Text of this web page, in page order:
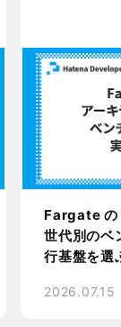
Fargate の
世代別のベ
行基盤を選
2026.07.15